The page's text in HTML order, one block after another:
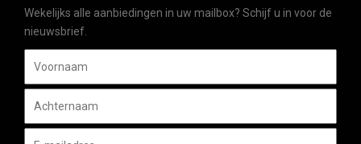
Wekelijks alle aanbiedingen in uw mailbox? Schijf u in voor de
nieuwsbrief.